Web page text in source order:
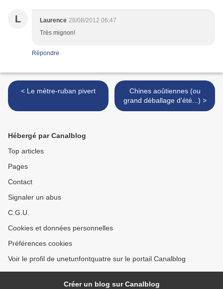
L Laurence 28/08/2012 06:47
Très mignon!
Répondre
< Le mètre-ruban pivert
Chines aoûtiennes (ou
grand déballage d'été...) >
Hébergé par Canalblog
Top articles
Pages
Contact
Signaler un abus
C.G.U.
Cookies et données personnelles
Préférences cookies
Voir le profil de unetunfontquatre sur le portail Canalblog
Créer un blog sur Canalblog